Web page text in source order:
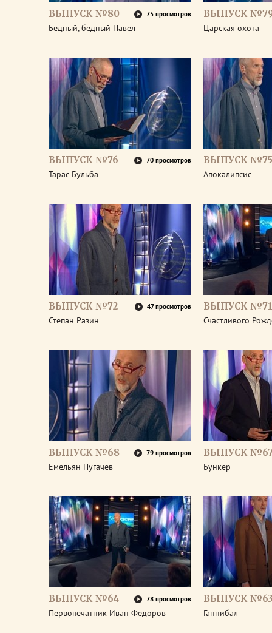
ВЫПУСК №80 75 просмотров
Бедный, бедный Павел
ВЫПУСК
Царская охота
ВЫПУСК №76 70 просмотров
Тарас Бульба
ВЫПУСК №75
Апокалипсис
ВЫПУСК №72 47 просмотров
Степан Разин
ВЫПУСК №71
Счастливого
ВЫПУСК №68 79 просмотров
Емельян Пугачев
ВЫПУСК
Бункер
ВЫПУСК №64 78 просмотров
Первопечатник Иван Федоров
ВЫПУСК
Ганнибал